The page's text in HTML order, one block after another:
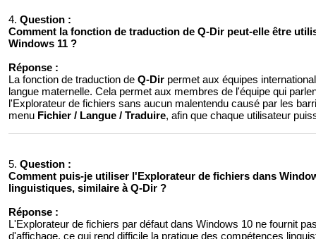
4. Question :
Comment la fonction de traduction de Q-Dir peut-elle être
Windows 11 ?
Réponse :
La fonction de traduction de Q-Dir permet aux équipes
langue maternelle. Cela permet aux membres de l'équipe qui
l'Explorateur de fichiers sans aucun malentendu causé par les
menu Fichier / Langue / Traduire, afin que chaque utilisateur
5. Question :
Comment puis-je utiliser l'Explorateur de fichiers dans
linguistiques, similaire à Q-Dir ?
Réponse :
L'Explorateur de fichiers par défaut dans Windows 10 ne fournit
d'affichage, ce qui rend difficile la pratique des compétences